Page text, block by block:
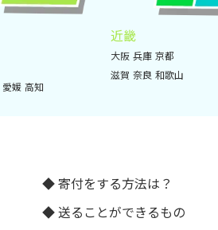
近畿
大阪 兵庫 京都
滋賀 奈良 和歌山
愛媛 高知
寄付をする方法は？
送ることができるもの